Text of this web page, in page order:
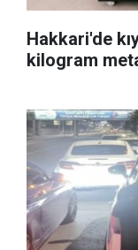
Hakkari'de
kilogram